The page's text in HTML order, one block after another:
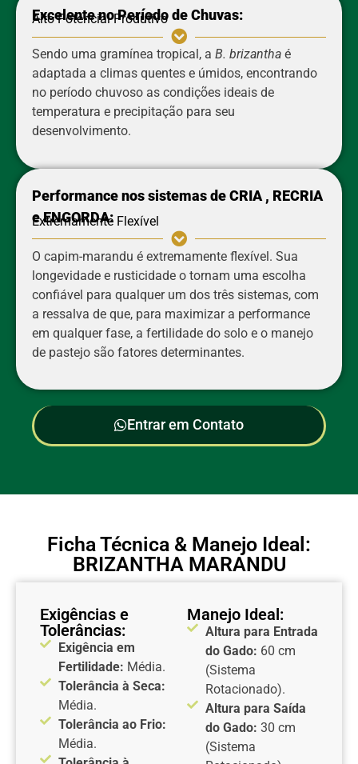
Excelente no Período de Chuvas:
Alto Potencial Produtivo
Sendo uma gramínea tropical, a B. brizantha é
adaptada a climas quentes e úmidos, encontrando
no período chuvoso as condições ideais de
temperatura e precipitação para seu
desenvolvimento.
Performance nos sistemas de CRIA , RECRIA
e ENGORDA:
Extremamente Flexível
O capim-marandu é extremamente flexível. Sua
longevidade e rusticidade o tornam uma escolha
confiável para qualquer um dos três sistemas, com
a ressalva de que, para maximizar a performance
em qualquer fase, a fertilidade do solo e o manejo
de pastejo são fatores determinantes.
Entrar em Contato
Ficha Técnica & Manejo Ideal:
BRIZANTHA MARANDU
Exigências e
Tolerâncias:
Exigência em
Fertilidade: Média.
Tolerância à Seca:
Média.
Tolerância ao Frio:
Média.
Manejo Ideal:
Altura para Entrada
do Gado: 60 cm
(Sistema
Rotacionado).
Altura para Saída
do Gado: 30 cm
(Sistema